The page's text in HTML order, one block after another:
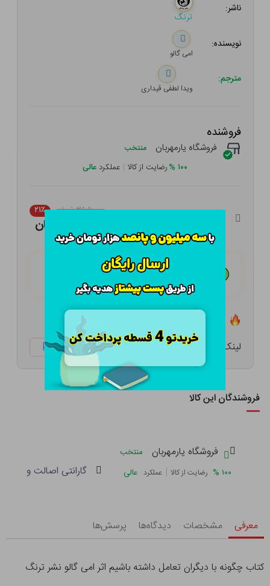
ناشر:
ترنگ
نویسنده:
امی گالو
مترجم:
ویدا لطفی قیداری
فروشنده
فروشگاه یارمهربان منتخب
۱۰۰ %رضایت از کالا | عملکرد عالی
۳۵۵,۰۰۰ تومان ۲۱٪
هـر قسط با تــرب‌پــی:
۴ قسط مــاهـانـه؛ بـدون سـود، چـک و ضـامـن
لینک کوتاه: ketabtala.com/sbp-54195
فروشندگان این کالا
فروشگاه یارمهربان
منتخب
۱۰۰ % رضایت از کالا | عملکرد عالی گارانتی اصالت و
معرفی مشخصات دیدگاه‌ها پرسش‌ها
کتاب چگونه با دیگران تعامل داشته باشیم اثر امی گالو نشر ترنگ